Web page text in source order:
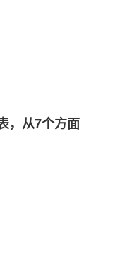
，从7个方面